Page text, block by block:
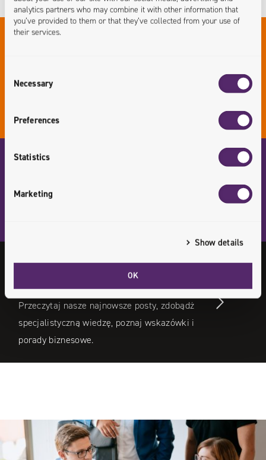
analytics partners who may combine it with other information that
you’ve provided to them or that they’ve collected from your use of
their services.
Selection
Necessary
Preferences
Statistics
Marketing
Show details
OK
Co zrobiliśmy i jak to zrobiliśmy. Zobacz
handlu w akcji.
Case Studies
Chcesz poznać nasze projekty? Przejdź do
Blog
Przeczytaj nasze najnowsze posty, zdobądż
specjalistyczną wiedzę, poznaj wskazówki i
porady biznesowe.